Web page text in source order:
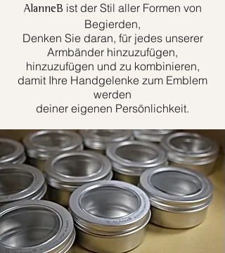
AlanneB ist der Stil aller Formen von
Begierden,
Denken Sie daran, für jedes unserer
Armbänder hinzuzufügen,
hinzuzufügen und zu kombinieren,
damit Ihre Handgelenke zum Emblem
werden
deiner eigenen Persönlichkeit.